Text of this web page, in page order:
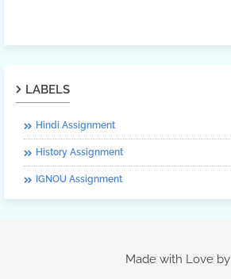
LABELS
Hindi Assignment
History Assignment
IGNOU Assignment
Made with Love by